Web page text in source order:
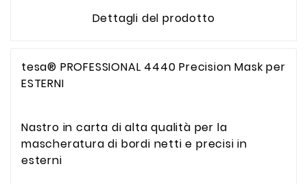
Dettagli del prodotto
tesa® PROFESSIONAL 4440 Precision Mask per
ESTERNI
Nastro in carta di alta qualità per la
mascheratura di bordi netti e precisi in
esterni